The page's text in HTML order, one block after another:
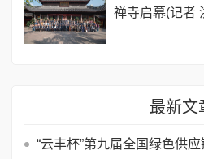
禅寺启幕(记者
最新文
“云丰杯”第九届全国绿色供